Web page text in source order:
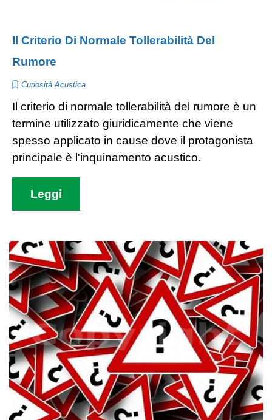
Il Criterio Di Normale Tollerabilità Del
Rumore
Curiosità Acustica
Il criterio di normale tollerabilità del rumore è un
termine utilizzato giuridicamente che viene
spesso applicato in cause dove il protagonista
principale è l'inquinamento acustico.
Leggi